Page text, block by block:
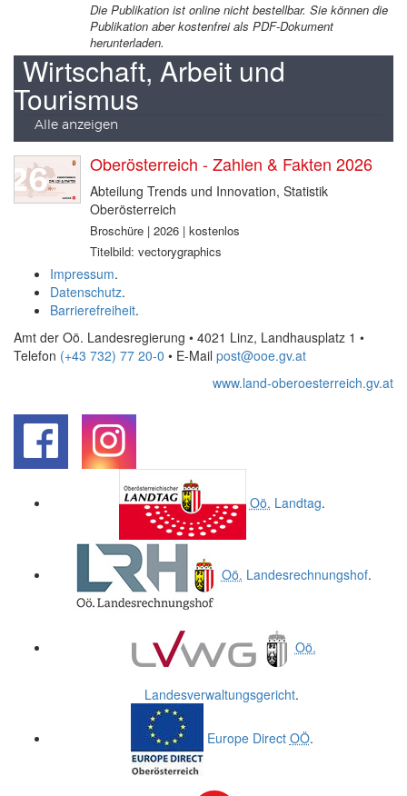
Die Publikation ist online nicht bestellbar. Sie können die
Publikation aber kostenfrei als PDF-Dokument
herunterladen.
Wirtschaft, Arbeit und
Tourismus
Alle anzeigen
Oberösterreich - Zahlen & Fakten 2026
Abteilung Trends und Innovation, Statistik
Oberösterreich
Broschüre | 2026 | kostenlos
Titelbild: vectorygraphics
Impressum.
Datenschutz.
Barrierefreiheit.
Amt der Oö. Landesregierung • 4021 Linz, Landhausplatz 1 •
Telefon (+43 732) 77 20-0 • E-Mail post@ooe.gv.at
www.land-oberoesterreich.gv.at
Oö. Landtag.
Oö. Landesrechnungshof.
Oö.
Landesverwaltungsgericht.
Europe Direct OÖ.